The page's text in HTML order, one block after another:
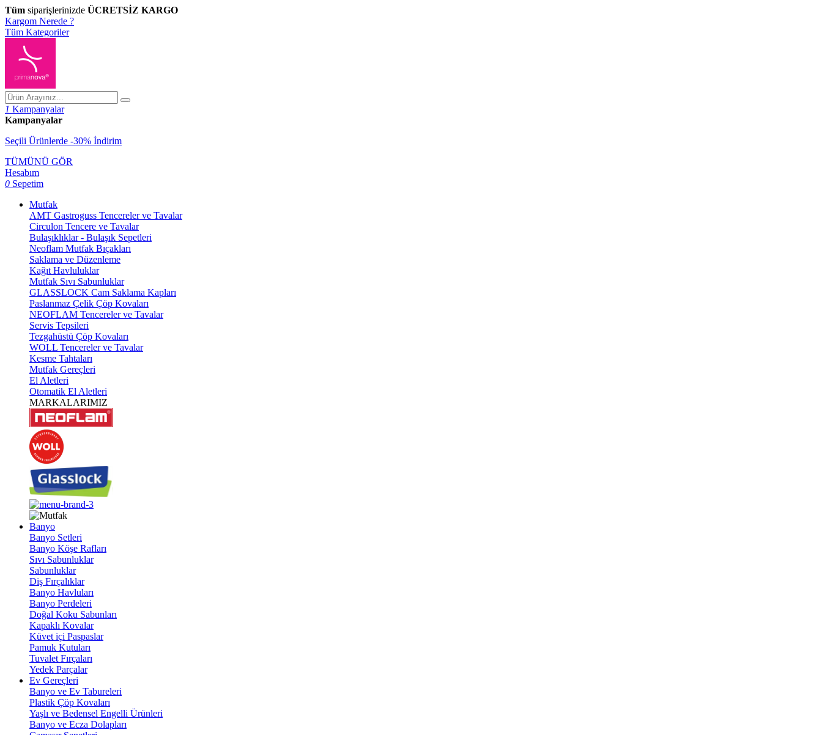
Tüm siparişlerinizde ÜCRETSİZ KARGO
Kargom Nerede ?
Tüm Kategoriler
1 Kampanyalar
Kampanyalar
Seçili Ürünlerde -30% İndirim
TÜMÜNÜ GÖR
Hesabım
0 Sepetim
Mutfak
AMT Gastroguss Tencereler ve Tavalar
Circulon Tencere ve Tavalar
Bulaşıklıklar - Bulaşık Sepetleri
Neoflam Mutfak Bıçakları
Saklama ve Düzenleme
Kağıt Havluluklar
Mutfak Sıvı Sabunluklar
GLASSLOCK Cam Saklama Kapları
Paslanmaz Çelik Çöp Kovaları
NEOFLAM Tencereler ve Tavalar
Servis Tepsileri
Tezgahüstü Çöp Kovaları
WOLL Tencereler ve Tavalar
Kesme Tahtaları
Mutfak Gereçleri
El Aletleri
Otomatik El Aletleri
MARKALARIMIZ
Banyo
Banyo Setleri
Banyo Köşe Rafları
Sıvı Sabunluklar
Sabunluklar
Diş Fırçalıklar
Banyo Havluları
Banyo Perdeleri
Doğal Koku Sabunları
Kapaklı Kovalar
Küvet içi Paspaslar
Pamuk Kutuları
Tuvalet Fırçaları
Yedek Parçalar
Ev Gereçleri
Banyo ve Ev Tabureleri
Plastik Çöp Kovaları
Yaşlı ve Bedensel Engelli Ürünleri
Banyo ve Ecza Dolapları